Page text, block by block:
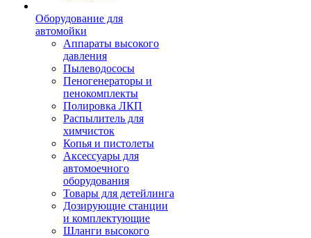
Оборудование для
автомойки
Аппараты высокого
давления
Пылеводососы
Пеногенераторы и
пенокомплекты
Полировка ЛКП
Распылитель для
химчисток
Копья и пистолеты
Аксессуары для
автомоечного
оборудования
Товары для детейлинга
Дозирующие станции
и комплектующие
Шланги высокого